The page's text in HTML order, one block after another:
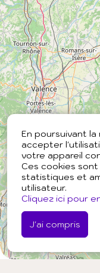
En poursuivant
accepter
votre appareil
Ces cookies
statistiques et
utilisateur.
Cliquez ici pour
J'ai compris